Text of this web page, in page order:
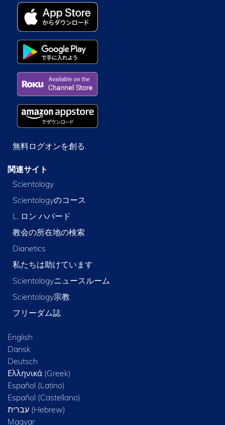
無料ログオンを創る
関連サイト
Scientology
Scientologyのコース
L. ロン ハバード
教会の所在地の検索
Dianetics
私たちは助けています
Scientologyニュースルーム
Scientology宗教
フリーダム誌
English
Dansk
Deutsch
Ελληνικά (Greek)
Español (Latino)
Español (Castellano)
Magyar